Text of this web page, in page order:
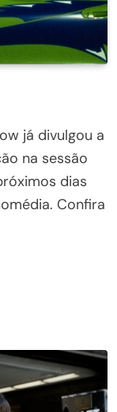
já divulgou a
na sessão
dias
Confira